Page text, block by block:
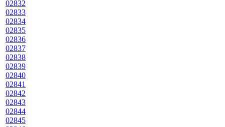
02832
02833
02834
02835
02836
02837
02838
02839
02840
02841
02842
02843
02844
02845